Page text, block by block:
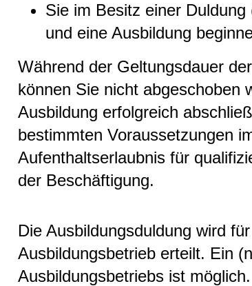
Sie im Besitz einer
und eine Ausbildung
Während der Geltungsdauer
können Sie nicht abgeschoben
Ausbildung erfolgreich
bestimmten Voraussetzungen
Aufenthaltserlaubnis für
der Beschäftigung.
Die Ausbildungsduldung wird
Ausbildungsbetrieb erteilt. Ein
Ausbildungsbetriebs ist